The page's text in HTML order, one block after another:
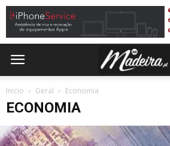
Inicio Geral Economia
ECONOMIA